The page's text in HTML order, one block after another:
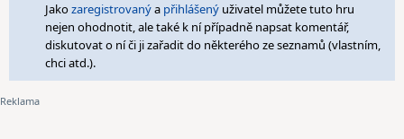
Jakozaregistrovanýa přihlášený uživatel můžete tuto hru
nejen ohodnotit, ale také k ní případně napsat komentář,
diskutovat o ní či ji zařadit do některého ze seznamů (vlastním,
chci atd.).